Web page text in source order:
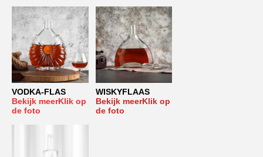
VODKA-FLAS
Bekijk meerKlik op
de foto
WISKYFLAAS
Bekijk meerKlik op
de foto